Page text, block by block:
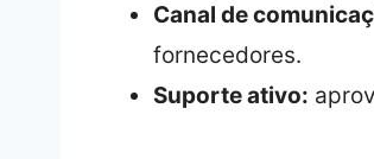
Canal de
fornecedores.
Suporte ativo: